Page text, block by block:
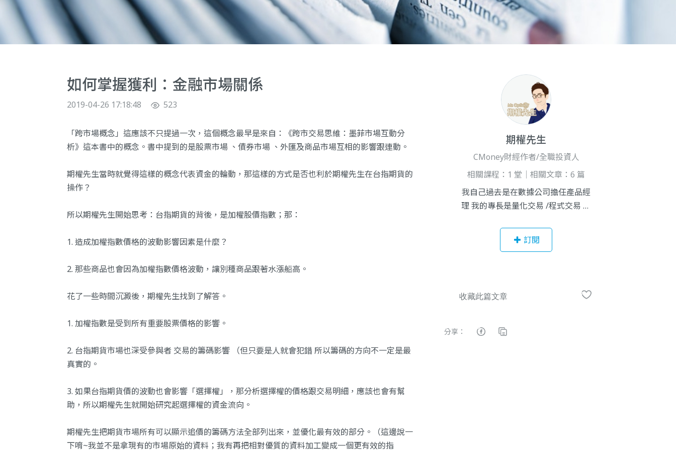
如何掌握獲利：金融市場關係
2019-04-26 17:18:48 523
「跨市場概念」這應該不只提過一次，這個概念最早是來自：《跨市交易思維：墨菲市場互動分
析》這本書中的概念。書中提到的是股票市場 、債券市場 、外匯及商品市場互相的影響跟連動。
期權先生當時就覺得這樣的概念代表資金的輪動，那這樣的方式是否也利於期權先生在台指期貨的
操作？
所以期權先生開始思考：台指期貨的背後，是加權股價指數；那：
1. 造成加權指數價格的波動影響因素是什麼？
2. 那些商品也會因為加權指數價格波動，讓別種商品跟著水漲船高。
花了一些時間沉澱後，期權先生找到了解答。
1. 加權指數是受到所有重要股票價格的影響。
2. 台指期貨市場也深受參與者 交易的籌碼影響 （但只要是人就會犯錯 所以籌碼的方向不一定是最
真實的。
3. 如果台指期貨價的波動也會影響「選擇權」，那分析選擇權的價格跟交易明細，應該也會有幫
助，所以期權先生就開始研究起選擇權的資金流向。
期權先生把期貨市場所有可以顯示追價的籌碼方法全部列出來，並優化最有效的部分。（這邊說一
下唷~我並不是拿現有的市場原始的資料；我有再把相對優質的資料加工變成一個更有效的指
期權先生
CMoney財經作者/全職投資人
相關課程：1 堂｜相關文章：6 篇
我自己過去是在數據公司擔任產品經
理 我的專長是量化交易 /程式交易 利
據 辨別一些市場上很複雜的資料把他
們變成交易策略設計交易策略是我比
訂閱
分享：